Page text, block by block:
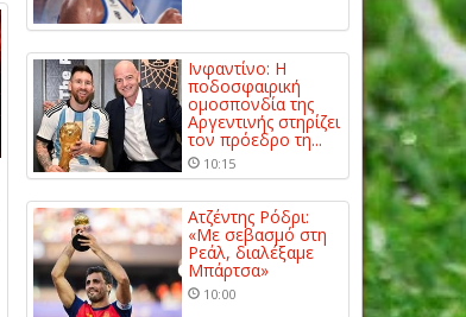
Ινφαντίνο: Η
ποδοσφαιρική
ομοσπονδία της
Αργεντινής στηρίζει
τον πρόεδρο τη...
10:15
Ατζέντης Ρόδρι:
«Με σεβασμό στη
Ρεάλ, διαλέξαμε
Μπάρτσα»
10:00